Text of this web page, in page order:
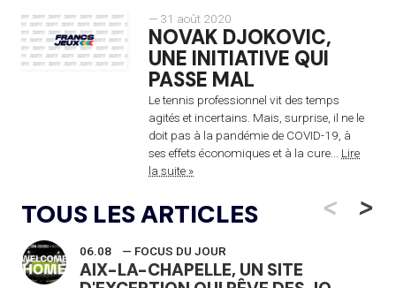
— 31 août 2020
NOVAK DJOKOVIC,
UNE INITIATIVE QUI
PASSE MAL
Le tennis professionnel vit des temps
agités et incertains. Mais, surprise, il ne le
doit pas à la pandémie de COVID-19, à
ses effets économiques et à la cure... Lire
la suite »
TOUS LES ARTICLES <
06.08 — FOCUS DU JOUR
AIX-LA-CHAPELLE, UN SITE
>